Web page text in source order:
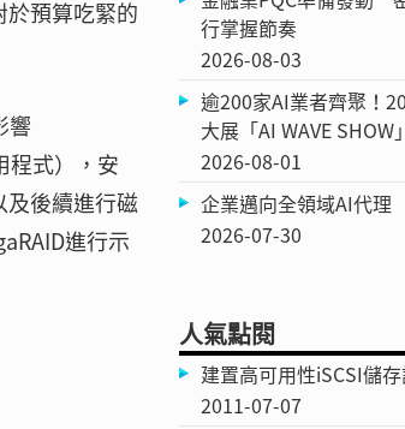
預算吃緊的
響
程式），安
後續進行磁
進行示
行掌握節奏
2026-08-03
逾200家AI業者齊聚！
大展「AI WAVE SHOW
2026-08-01
企業邁向全領域AI代理
2026-07-30
人氣點閱
建置高可用性iSCSI儲存
2011-07-07